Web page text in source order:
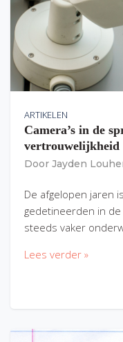
ARTIKELEN
Camera’s in de
vertrouwelijkheid
Door Jayden
De afgelopen jaren
gedetineerden in de
steeds vaker
Lees verder »